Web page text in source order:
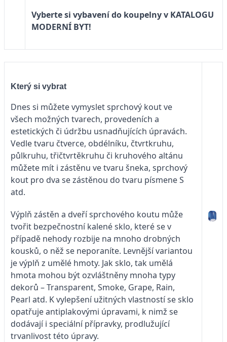
Vyberte si vybavení do koupelny v KATALOGU
MODERNÍ BYT!
Který si vybrat
Dnes si můžete vymyslet sprchový kout ve
všech možných tvarech, provedeních a
estetických či údržbu usnadňujících úpravách.
Vedle tvaru čtverce, obdélníku, čtvrtkruhu,
půlkruhu, třičtvrtěkruhu či kruhového altánu
můžete mít i zástěnu ve tvaru šneka, sprchový
kout pro dva se zástěnou do tvaru písmene S
atd.
Výplň zástěn a dveří sprchového koutu může
tvořit bezpečnostní kalené sklo, které se v
případě nehody rozbije na mnoho drobných
kousků, o něž se neporaníte. Levnější variantou
je výplň z umělé hmoty. Jak sklo, tak umělá
hmota mohou být ozvláštněny mnoha typy
dekorů – Transparent, Smoke, Grape, Rain,
Pearl atd. K vylepšení užitných vlastností se sklo
opatřuje antiplakovými úpravami, k nimž se
dodávají i speciální přípravky, prodlužující
trvanlivost této úpravy.